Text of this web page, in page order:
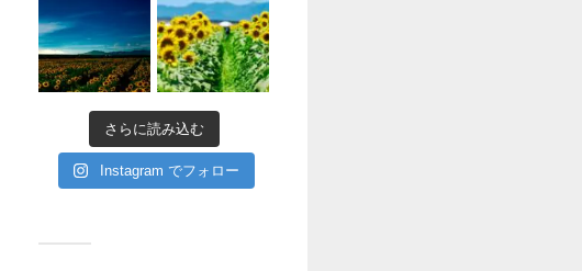
さらに読み込む
Instagram でフォロー